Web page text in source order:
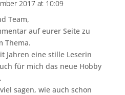
2017 at 10:09
Team,
auf eurer Seite zu
Thema.
Jahren eine stille Leserin
für mich das neue Hobby
sagen, wie auch schon